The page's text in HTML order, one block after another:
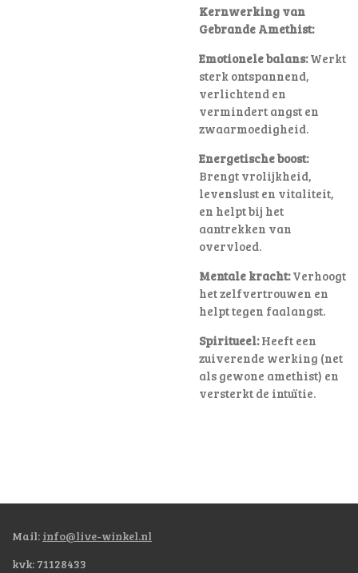
Kernwerking van
Gebrande Amethist:
Emotionele balans:Werkt
sterk ontspannend,
verlichtend en
vermindert angst en
zwaarmoedigheid.
Energetische boost:
Brengt vrolijkheid,
levenslust en vitaliteit,
en helpt bij het
aantrekken van
overvloed.
Mentale kracht:Verhoogt
het zelfvertrouwen en
helpt tegen faalangst.
Spiritueel:Heeft een
zuiverende werking (net
als gewone amethist) en
versterkt de intuïtie.
Mail: info@live-winkel.nl
kvk: 71128433